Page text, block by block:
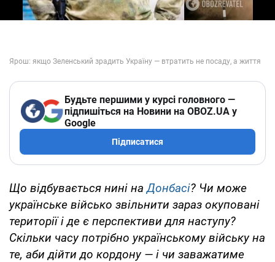
Будьте першими у курсі головного —
підпишіться на Новини на OBOZ.UA у
Google
Підписатися
Що відбувається нині наДонбасі? Чи може
українське військо звільнити зараз окуповані
території і де є перспективи для наступу?
Скільки часу потрібно українському війську на
те, аби дійти до кордону — і чи заважатиме